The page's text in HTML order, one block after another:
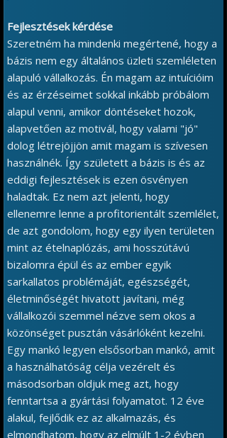
Fejlesztések kérdése
Szeretném ha mindenki megértené, hogy a
bázis nem egy általános üzleti szemléleten
alapuló vállalkozás. Én magam az intuícióim
és az érzéseimet sokkal inkább próbálom
alapul venni, amikor döntéseket hozok,
alapvetően az motivál, hogy valami "jó"
dolog létrejöjjön amit magam is szívesen
használnék. Így született a bázis is és az
eddigi fejlesztések is ezen ösvényen
haladtak. Ez nem azt jelenti, hogy
ellenemre lenne a profitorientált szemlélet,
de azt gondolom, hogy egy ilyen területen
mint az ételnaplózás, ami hosszútávú
bizalomra épül és az ember egyik
sarkallatos problémáját, egészségét,
életminőségét hivatott javítani, még
vállalkozói szemmel nézve sem okos a
közönséget pusztán vásárlóként kezelni.
Egy mankó legyen elsősorban mankó, amit
a használhatóság célja vezérelt és
másodsorban oldjuk meg azt, hogy
fenntartsa a gyártási folyamatot. 12 éve
alakul, fejlődik ez az alkalmazás, és
elmondhatom, hogy az elmúlt 1-2 évben